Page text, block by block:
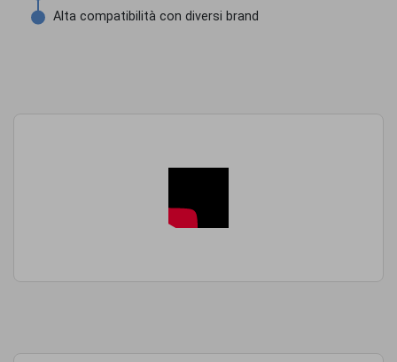
Alta compatibilità con diversi brand